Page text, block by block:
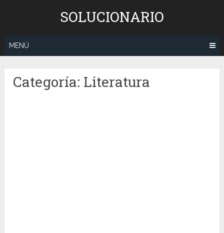
SOLUCIONARIO
MENÚ
Categoría: Literatura